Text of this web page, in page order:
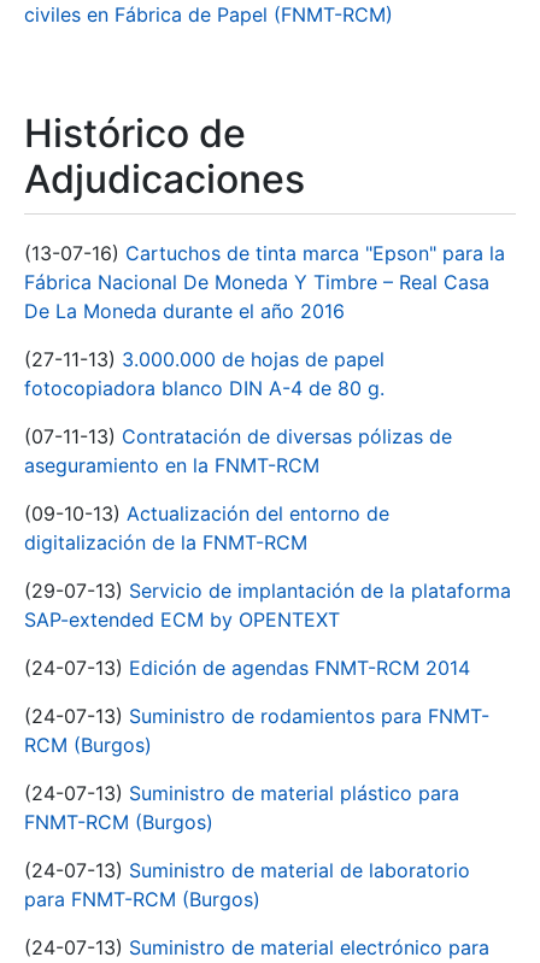
civiles en Fábrica de Papel (FNMT-RCM)
Histórico de
Adjudicaciones
(13-07-16) Cartuchos de tinta marca "Epson" para la
Fábrica Nacional De Moneda Y Timbre – Real Casa
De La Moneda durante el año 2016
(27-11-13) 3.000.000 de hojas de papel
fotocopiadora blanco DIN A-4 de 80 g.
(07-11-13) Contratación de diversas pólizas de
aseguramiento en la FNMT-RCM
(09-10-13) Actualización del entorno de
digitalización de la FNMT-RCM
(29-07-13) Servicio de implantación de la plataforma
SAP-extended ECM by OPENTEXT
(24-07-13) Edición de agendas FNMT-RCM 2014
(24-07-13) Suministro de rodamientos para FNMT-
RCM (Burgos)
(24-07-13) Suministro de material plástico para
FNMT-RCM (Burgos)
(24-07-13) Suministro de material de laboratorio
para FNMT-RCM (Burgos)
(24-07-13) Suministro de material electrónico para